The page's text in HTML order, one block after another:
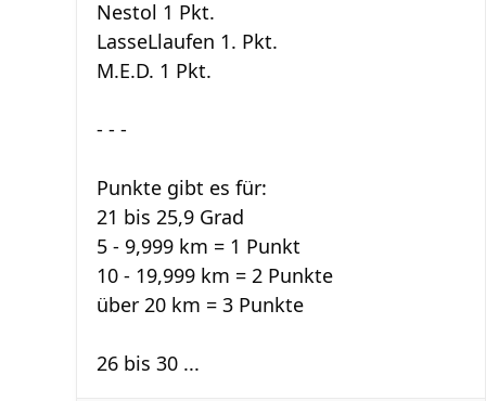
Nestol 1 Pkt.
LasseLlaufen 1. Pkt.
M.E.D. 1 Pkt.
- - -
Punkte gibt es für:
21 bis 25,9 Grad
5 - 9,999 km = 1 Punkt
10 - 19,999 km = 2 Punkte
über 20 km = 3 Punkte
26 bis 30 ...